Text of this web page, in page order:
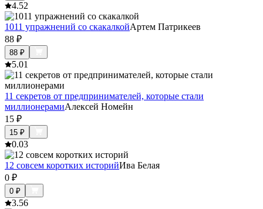
4.52
1011 упражнений со скакалкойАртем Патрикеев
88 ₽
88 ₽
5.01
11 секретов от предпринимателей, которые стали
миллионерамиАлексей Номейн
15 ₽
15 ₽
0.03
12 совсем коротких историйИва Белая
0 ₽
0 ₽
3.56